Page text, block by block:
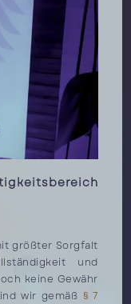
größter Sorgfalt
und
keine Gewähr
wir gemäß § 7